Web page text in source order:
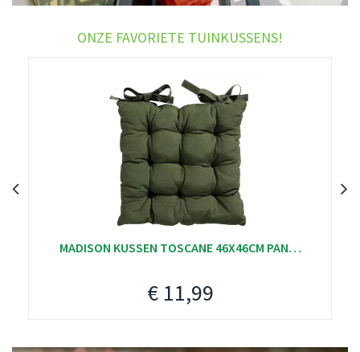
ONZE FAVORIETE TUINKUSSENS!
MADISON KUSSEN TOSCANE 46X46CM PAN…
€ 11,99